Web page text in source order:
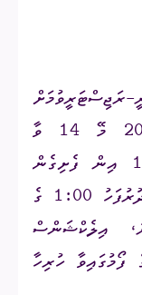
އޮންލައިންކޮށް ފޯމު ހުށަހެޅޭނީ 2026 މޭ 14 ވާ
ބުރާސްފަތި ދުވަހުގެ ހެނދުނު 10:00 އިން ފެށިގެން
2026 މޭ 18 ވާ ހޯމަ ދުވަހުގެ މެންދުރުފަހު 1:00 ގެ
އިލެކްޝަންސް
ހުރިހާ